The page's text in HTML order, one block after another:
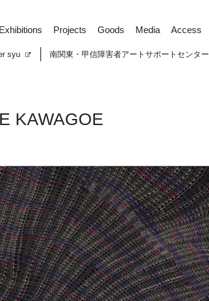
Exhibitions Projects Goods Media Access
syu 南関東・甲信障害者アートサポートセンター
KAWAGOE